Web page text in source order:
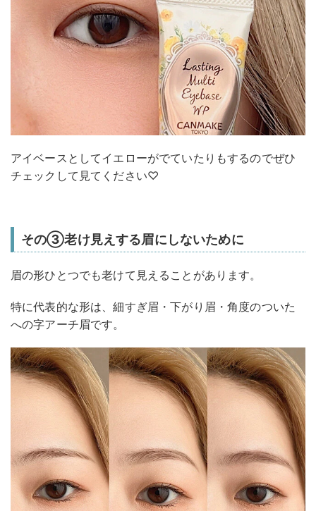
アイベースとしてイエローがでていたりもするのでぜひ
チェックして見てください♡
その③老け見えする眉にしないために
眉の形ひとつでも老けて見えることがあります。
特に代表的な形は、細すぎ眉・下がり眉・角度のついた
への字アーチ眉です。